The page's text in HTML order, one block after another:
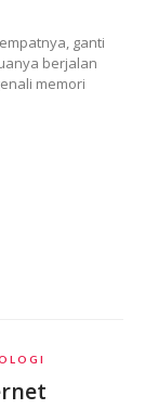
ganti
berjalan
memori